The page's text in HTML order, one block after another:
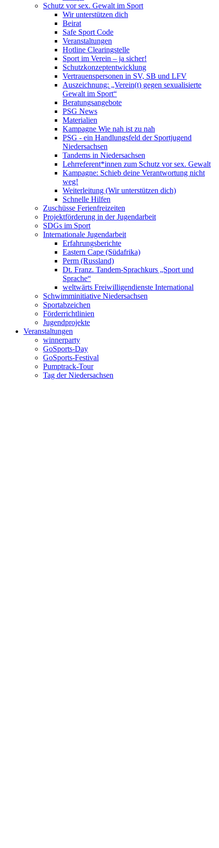
Schutz vor sex. Gewalt im Sport
Wir unterstützen dich
Beirat
Safe Sport Code
Veranstaltungen
Hotline Clearingstelle
Sport im Verein – ja sicher!
Schutzkonzeptentwicklung
Vertrauenspersonen in SV, SB und LFV
Auszeichnung: „Verein(t) gegen sexualisierte
Gewalt im Sport“
Beratungsangebote
PSG News
Materialien
Kampagne Wie nah ist zu nah
PSG - ein Handlungsfeld der Sportjugend
Niedersachsen
Tandems in Niedersachsen
Lehrreferent*innen zum Schutz vor sex. Gewalt
Kampagne: Schieb deine Verantwortung nicht
weg!
Weiterleitung (Wir unterstützen dich)
Schnelle Hilfen
Zuschüsse Ferienfreizeiten
Projektförderung in der Jugendarbeit
SDGs im Sport
Internationale Jugendarbeit
Erfahrungsberichte
Eastern Cape (Südafrika)
Perm (Russland)
Dt. Franz. Tandem-Sprachkurs „Sport und
Sprache“
weltwärts Freiwilligendienste International
Schwimminitiative Niedersachsen
Sportabzeichen
Förderrichtlinien
Jugendprojekte
Veranstaltungen
winnerparty
GoSports-Day
GoSports-Festival
Pumptrack-Tour
Tag der Niedersachsen